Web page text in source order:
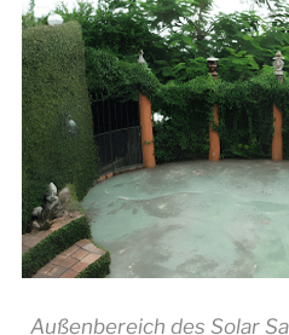
Außenbereich des Solar